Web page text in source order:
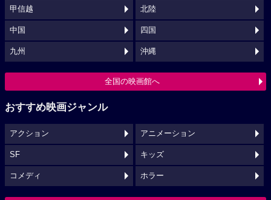
甲信越 北陸
中国 四国
九州 沖縄
全国の映画館へ
おすすめ映画ジャンル
アクション アニメーション
SF キッズ
コメディ ホラー